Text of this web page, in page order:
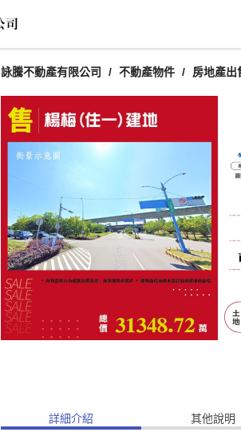
詠騰不動產有限公司 不動產物件 房地產出
詳細介紹 其他說明